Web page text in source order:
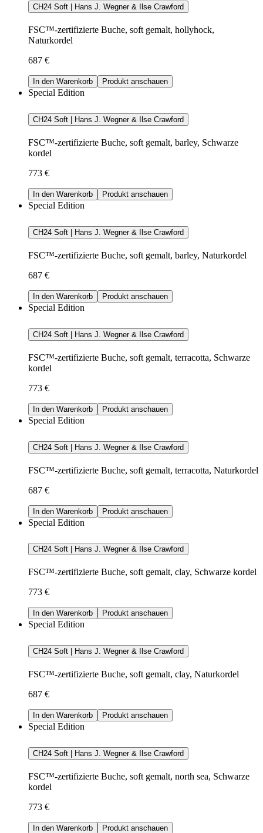
CH24 Soft | Hans J. Wegner & Ilse Crawford
FSC™-zertifizierte Buche, soft gemalt, hollyhock,
Naturkordel
687 €
In den Warenkorb Produkt anschauen
Special Edition
CH24 Soft | Hans J. Wegner & Ilse Crawford
FSC™-zertifizierte Buche, soft gemalt, barley, Schwarze
kordel
773 €
In den Warenkorb Produkt anschauen
Special Edition
CH24 Soft | Hans J. Wegner & Ilse Crawford
FSC™-zertifizierte Buche, soft gemalt, barley, Naturkordel
687 €
In den Warenkorb Produkt anschauen
Special Edition
CH24 Soft | Hans J. Wegner & Ilse Crawford
FSC™-zertifizierte Buche, soft gemalt, terracotta, Schwarze
kordel
773 €
In den Warenkorb Produkt anschauen
Special Edition
CH24 Soft | Hans J. Wegner & Ilse Crawford
FSC™-zertifizierte Buche, soft gemalt, terracotta, Naturkordel
687 €
In den Warenkorb Produkt anschauen
Special Edition
CH24 Soft | Hans J. Wegner & Ilse Crawford
FSC™-zertifizierte Buche, soft gemalt, clay, Schwarze kordel
773 €
In den Warenkorb Produkt anschauen
Special Edition
CH24 Soft | Hans J. Wegner & Ilse Crawford
FSC™-zertifizierte Buche, soft gemalt, clay, Naturkordel
687 €
In den Warenkorb Produkt anschauen
Special Edition
CH24 Soft | Hans J. Wegner & Ilse Crawford
FSC™-zertifizierte Buche, soft gemalt, north sea, Schwarze
kordel
773 €
In den Warenkorb Produkt anschauen